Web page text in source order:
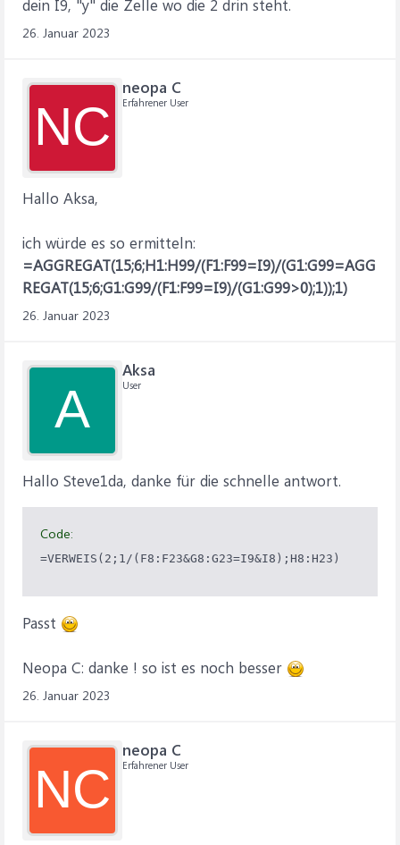
dein I9, "y" die Zelle wo die 2 drin steht.
26. Januar 2023
NC
neopa C
Erfahrener User
Hallo Aksa,
ich würde es so ermitteln:
=AGGREGAT(15;6;H1:H99/(F1:F99=I9)/(G1:G99=AGG
REGAT(15;6;G1:G99/(F1:F99=I9)/(G1:G99>0);1));1)
26. Januar 2023
A
Aksa
User
Hallo Steve1da, danke für die schnelle antwort.
Code:
=VERWEIS(2;1/(F8:F23&G8:G23=I9&I8);H8:H23)
Passt
Neopa C: danke ! so ist es noch besser
26. Januar 2023
NC
neopa C
Erfahrener User